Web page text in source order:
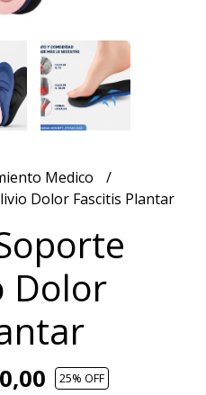
Medico
Dolor Fascitis Plantar
Dolor
25% OFF